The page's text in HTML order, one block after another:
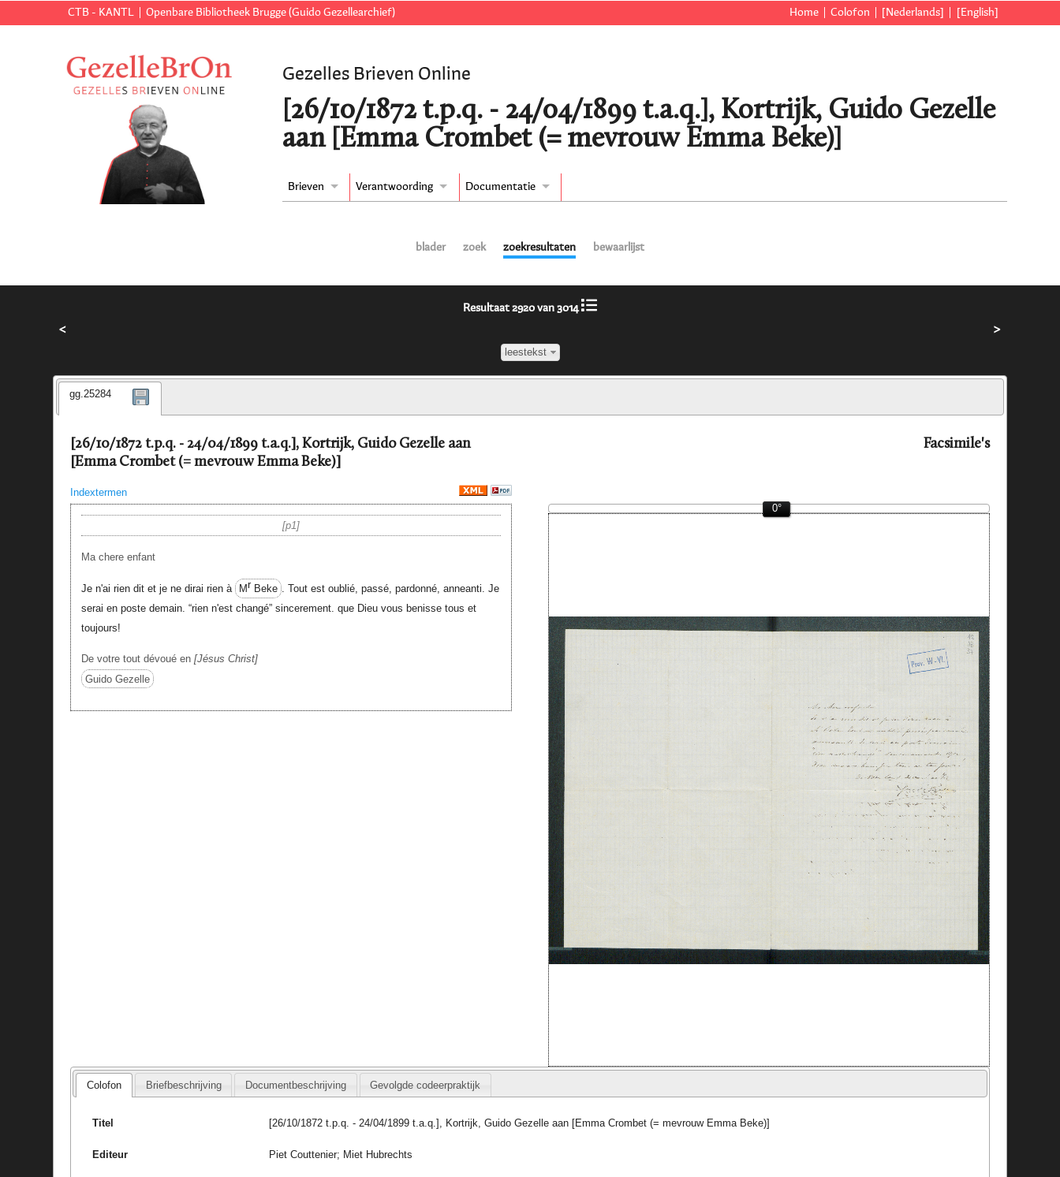
CTB - KANTL Openbare Bibliotheek Brugge (Guido Gezellearchief) Home Colofon [Nederlands] [English]
Gezelles Brieven Online
[26/10/1872 t.p.q. - 24/04/1899 t.a.q.], Kortrijk, Guido Gezelle
aan [Emma Crombet (= mevrouw Emma Beke)]
Brieven Verantwoording Documentatie
blader zoek zoekresultaten bewaarlijst
<
Resultaat 2920 van 3014
leestekst
>
gg.25284
[26/10/1872 t.p.q. - 24/04/1899 t.a.q.], Kortrijk, Guido Gezelle aan
[Emma Crombet (= mevrouw Emma Beke)]
Indextermen
Facsimile's
p1
Ma chere enfant
Je n'ai rien dit et je ne dirai rien à Mr Beke . Tout est oublié, passé, pardonné, anneanti. Je
serai en poste demain. “rien n'est changé” sincerement. que Dieu vous benisse tous et
toujours!
De votre tout dévoué en Jésus Christ
Guido Gezelle
0°
Colofon Briefbeschrijving Documentbeschrijving Gevolgde codeerpraktijk
Titel [26/10/1872 t.p.q. - 24/04/1899 t.a.q.], Kortrijk, Guido Gezelle aan [Emma Crombet (= mevrouw Emma Beke)]
Editeur Piet Couttenier; Miet Hubrechts